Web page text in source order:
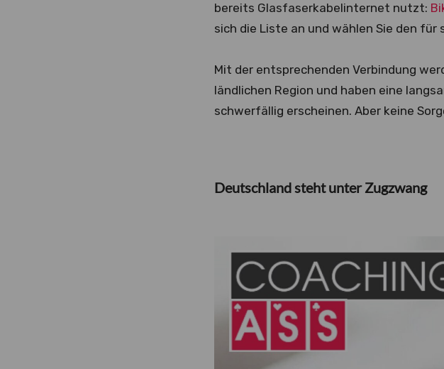
bereits Glasfaserkabelinternet nutzt:
sich die Liste an und wählen Sie den für
Mit der entsprechenden Verbindung
ländlichen Region und haben eine
schwerfällig erscheinen. Aber keine
Deutschland steht unter Zugzwang